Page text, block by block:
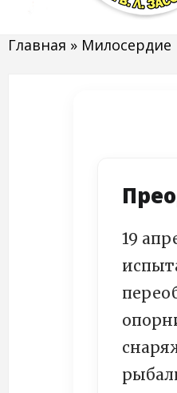
Главная » Милосердие
19